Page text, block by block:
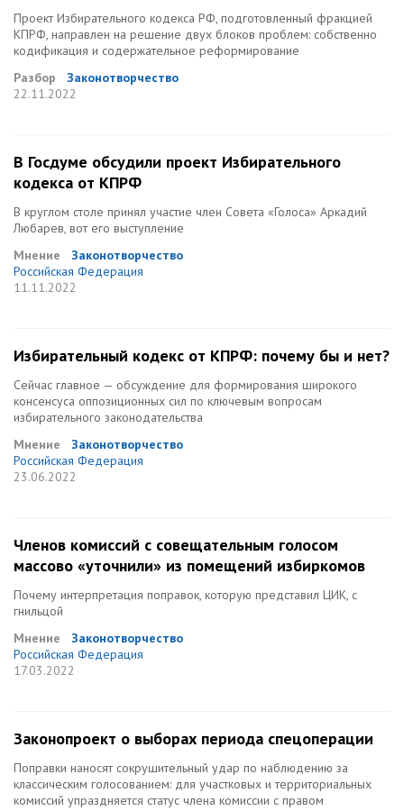
Проект Избирательного кодекса РФ, подготовленный фракцией
КПРФ, направлен на решение двух блоков проблем: собственно
кодификация и содержательное реформирование
Разбор
Законотворчество
22.11.2022
В Госдуме обсудили проект Избирательного
кодекса от КПРФ
В круглом столе принял участие член Совета «Голоса» Аркадий
Любарев, вот его выступление
Мнение
Законотворчество
Российская Федерация
11.11.2022
Избирательный кодекс от КПРФ: почему бы и нет?
Сейчас главное — обсуждение для формирования широкого
консенсуса оппозиционных сил по ключевым вопросам
избирательного законодательства
Мнение
Законотворчество
Российская Федерация
23.06.2022
Членов комиссий с совещательным голосом
массово «уточнили» из помещений избиркомов
Почему интерпретация поправок, которую представил ЦИК, с
гнильцой
Мнение
Законотворчество
Российская Федерация
17.03.2022
Законопроект о выборах периода спецоперации
Поправки наносят сокрушительный удар по наблюдению за
классическим голосованием: для участковых и территориальных
комиссий упраздняется статус члена комиссии с правом